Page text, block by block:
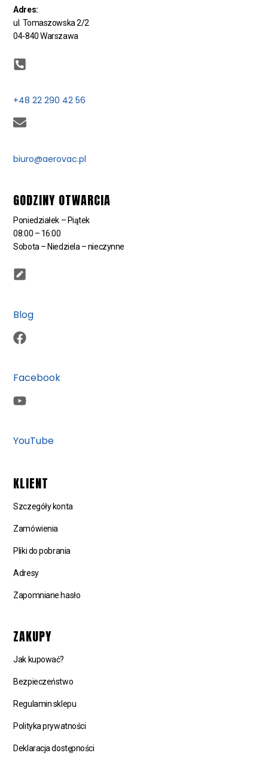
Adres:
ul. Tomaszowska 2/2
04-840 Warszawa
+48 22 290 42 56
biuro@aerovac.pl
GODZINY OTWARCIA
Poniedziałek – Piątek
08:00 – 16:00
Sobota – Niedziela – nieczynne
Blog
Facebook
YouTube
KLIENT
Szczegóły konta
Zamówienia
Pliki do pobrania
Adresy
Zapomniane hasło
ZAKUPY
Jak kupować?
Bezpieczeństwo
Regulamin sklepu
Polityka prywatności
Deklaracja dostępności